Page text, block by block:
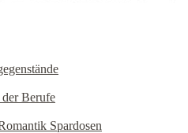
Berufe
Spardosen